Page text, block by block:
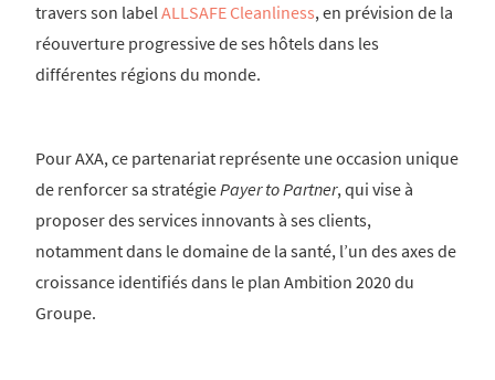
travers son labelALLSAFE Cleanliness, en prévision de la
réouverture progressive de ses hôtels dans les
différentes régions du monde.
Pour AXA, ce partenariat représente une occasion unique
de renforcer sa stratégiePayer to Partner, qui vise à
proposer des services innovants à ses clients,
notamment dans le domaine de la santé, l’un des axes de
croissance identifiés dans le plan Ambition 2020 du
Groupe.